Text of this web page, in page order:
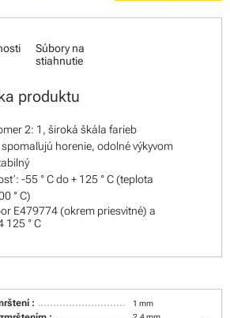
Súbory na
stiahnutie
produktu
2: 1, široká škála farieb
horenie, odolné výkyvom
-55 ° C do + 125 ° C (teplota
° C)
E479774 (okrem priesvitné) a
125 ° C
: 1 mm